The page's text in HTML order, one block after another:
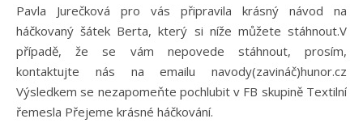
Pavla Jurečková pro vás připravila krásný návod na
háčkovaný šátek Berta, který si níže můžete stáhnout.V
případě, že se vám nepovede stáhnout, prosím,
kontaktujte nás na emailu navody(zavináč)hunor.cz
Výsledkem se nezapomeňte pochlubit v FB skupině Textilní
řemesla Přejeme krásné háčkování.